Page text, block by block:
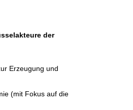
der
Erzeugung und
(mit Fokus auf die